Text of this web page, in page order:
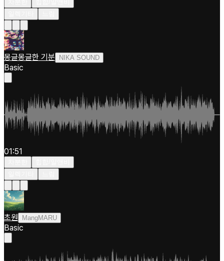
몽글몽글한 기분 NIKA SOUND
Basic
01:51
초원 MangMARU
Basic